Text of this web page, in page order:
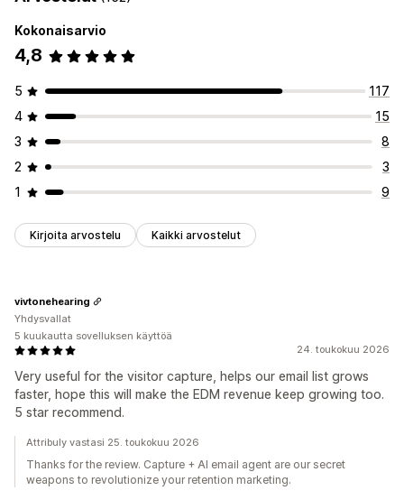
Kokonaisarvio
4,8
5
117
4
15
3
8
2
3
1
9
Kirjoita arvostelu Kaikki arvostelut
24. toukokuu 2026
Very useful for the visitor capture, helps our email list grows
faster, hope this will make the EDM revenue keep growing too.
5 star recommend.
vivtonehearing
Yhdysvallat
5 kuukautta sovelluksen käyttöä
Attribuly vastasi 25. toukokuu 2026
Thanks for the review. Capture + AI email agent are our secret
weapons to revolutionize your retention marketing.